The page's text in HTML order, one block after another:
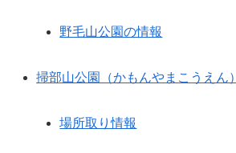
野毛山公園の情報
掃部山公園（かもんやまこうえん）
場所取り情報